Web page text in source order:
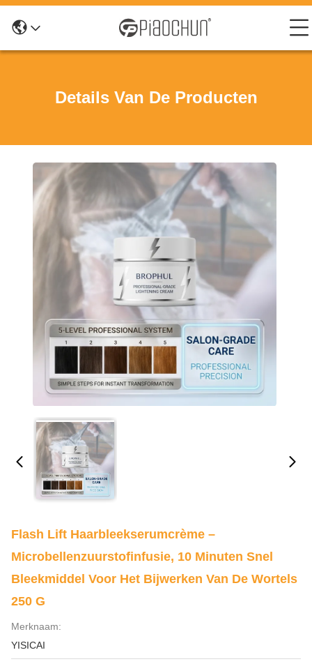
Details Van De Producten
Flash Lift Haarbleekserumcrème –
Microbellenzuurstofinfusie, 10 Minuten Snel
Bleekmiddel Voor Het Bijwerken Van De Wortels
250 G
Merknaam:
YISICAI